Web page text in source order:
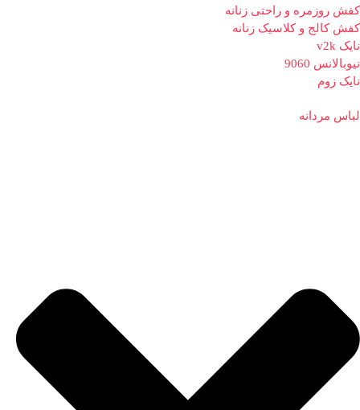
کفش روزمره و راحتی زنانه
کفش کالج و کلاسیک زنانه
نایک v2k
نیوبالانس 9060
نایک زوم
لباس مردانه